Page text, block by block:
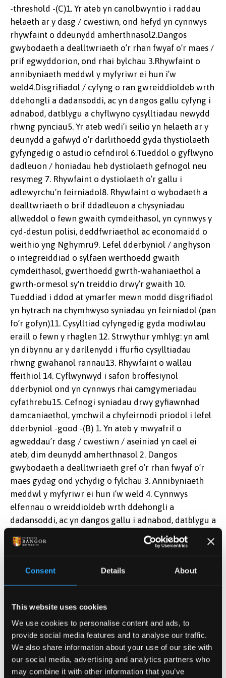
Consent Details About
This website uses cookies
We use cookies to personalise content and ads, to
provide social media features and to analyse our traffic.
We also share information about your use of our site with
our social media, advertising and analytics partners who
may combine it with other information that you’ve
-threshold -(C)1. Yr ateb yn canolbwyntio i raddau
helaeth ar y dasg / cwestiwn, ond hefyd yn cynnwys
rhywfaint o ddeunydd amherthnasol2.Dangos
gwybodaeth a dealltwriaeth o’r rhan fwyaf o’r maes /
prif egwyddorion, ond rhai bylchau 3.Rhywfaint o
annibyniaeth meddwl y myfyriwr ei hun i’w
weld4.Disgrifiadol / cyfyng o ran gwreiddioldeb wrth
ddehongli a dadansoddi, ac yn dangos gallu cyfyng i
adnabod, datblygu a chyflwyno cysylltiadau newydd
rhwng pynciau5. Yr ateb wedi’i seilio yn helaeth ar y
deunydd a gafwyd o’r darlithoedd gyda thystiolaeth
gyfyngedig o astudio cefndirol 6.Tueddol o gyflwyno
dadleuon / honiadau heb dystiolaeth gefnogol neu
resymeg 7. Rhywfaint o dystiolaeth o’r gallu i
adlewyrchu’n feirniadol8. Rhywfaint o wybodaeth a
dealltwriaeth o brif ddadleuon a chysyniadau
allweddol o fewn gwaith cymdeithasol, yn cynnwys y
cyd-destun polisi, deddfwriaethol ac economaidd o
weithio yng Nghymru9. Lefel dderbyniol / anghyson
o integreiddiad o sylfaen werthoedd gwaith
cymdeithasol, gwerthoedd gwrth-wahaniaethol a
gwrth-ormesol sy'n treiddio drwy’r gwaith 10.
Tueddiad i ddod at ymarfer mewn modd disgrifiadol
yn hytrach na chymhwyso syniadau yn feirniadol (pan
fo’r gofyn)11. Cysylltiad cyfyngedig gyda modiwlau
eraill o fewn y rhaglen 12. Strwythur ymhlyg: yn aml
yn dibynnu ar y darllenydd i ffurfio cysylltiadau
rhwng gwahanol rannau13. Rhywfaint o wallau
ffeithiol 14. Cyflwynwyd i safon broffesiynol
dderbyniol ond yn cynnwys rhai camgymeriadau
cyfathrebu15. Cefnogi syniadau drwy gyfiawnhad
damcaniaethol, ymchwil a chyfeirnodi priodol i lefel
dderbyniol -good -(B) 1. Yn ateb y mwyafrif o
agweddau’r dasg / cwestiwn / aseiniad yn cael ei
ateb, dim deunydd amherthnasol 2. Dangos
gwybodaeth a dealltwriaeth gref o’r rhan fwyaf o’r
maes gydag ond ychydig o fylchau 3. Annibyniaeth
meddwl y myfyriwr ei hun i’w weld 4. Cynnwys
elfennau o wreiddioldeb wrth ddehongli a
dadansoddi, ac yn dangos gallu i adnabod, datblygu a
chyflwyno cysylltiadau newydd rhwng pynciau 5.
Integreiddiad o ddeunydd amrywiol a pherthnasol,
wybodaeth a gafwyd o’r darlithoedd 6. Yn cynnwys
dadleuon / honiadau sydd wedi’u cynnal a’u cyflwyno
dilynol sy’n hawdd i’w dilyn 7. Gwerthusiad
beirniadol a rhesymegol o’r deunydd 8. Gwybodaeth
a dealltwriaeth o brif ddadleuon a chysyniadau
allweddol o fewn gwaith cymdeithasol, yn cynnwys y
cyd-destun polisi, deddfwriaethol ac economaidd o